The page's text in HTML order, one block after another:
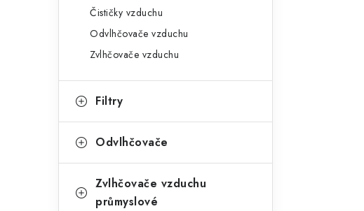
Čističky vzduchu
Odvlhčovače vzduchu
Zvlhčovače vzduchu
Filtry
Odvlhčovače
Zvlhčovače vzduchu
průmyslové